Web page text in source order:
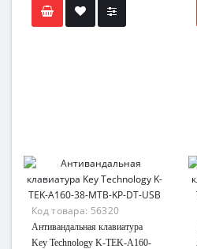
Код товара: 56320
Антивандальная клавиатура
Key Technology K-TEK-A160-